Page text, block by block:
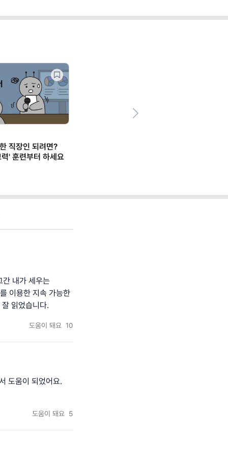
직장인 되려면?
' 훈련부터 하세요
내가 세우는
이용한 지속 가능한
읽었습니다.
도움이 돼요 10
도움이 되었어요.
도움이 돼요 5